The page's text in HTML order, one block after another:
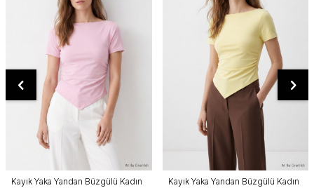
Kayık Yaka Yandan Büzgülü Kadın
Kayık Yaka Yandan Büzgülü Kadın